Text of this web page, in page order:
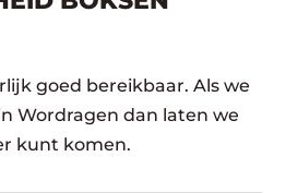
goed bereikbaar. Als we
Wordragen dan laten we
kunt komen.